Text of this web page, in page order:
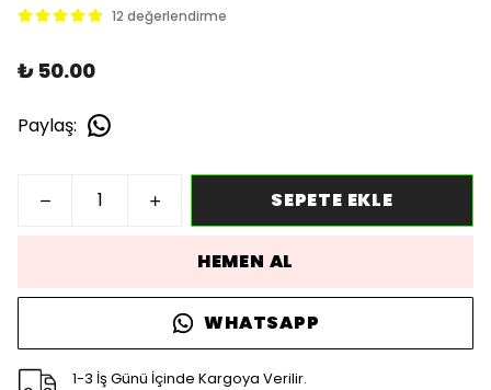
12 değerlendirme
₺ 50.00
Paylaş:
SEPETE EKLE
HEMEN AL
WHATSAPP
1-3 İş Günü İçinde Kargoya Verilir.